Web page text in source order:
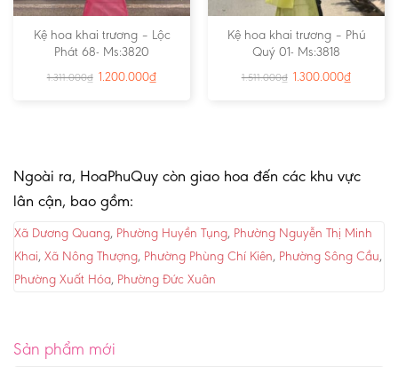
Kệ hoa khai trương – Lộc
Phát 68- Ms:3820
1.311.000₫ 1.200.000₫
Kệ hoa khai trương – Phú
Quý 01- Ms:3818
1.511.000₫ 1.300.000₫
Ngoài ra, HoaPhuQuy còn giao hoa đến các khu vực
lân cận, bao gồm:
Xã Dương Quang, Phường Huyền Tụng, Phường Nguyễn Thị Minh
Khai, Xã Nông Thượng, Phường Phùng Chí Kiên, Phường Sông Cầu,
Phường Xuất Hóa, Phường Đức Xuân
Sản phẩm mới